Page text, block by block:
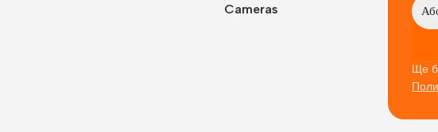
Cameras
Ще